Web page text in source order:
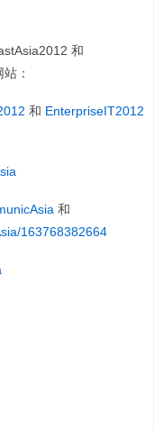
和
：
和 EnterpriseIT2012
和
163768382664